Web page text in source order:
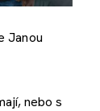
Janou
nebo s